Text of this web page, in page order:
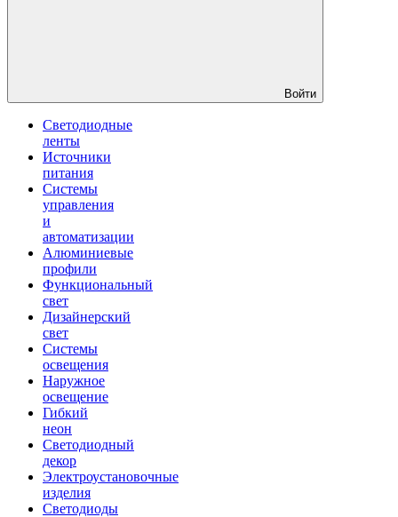
Войти
Светодиодные
ленты
Источники
питания
Системы
управления
и
автоматизации
Алюминиевые
профили
Функциональный
свет
Дизайнерский
свет
Системы
освещения
Наружное
освещение
Гибкий
неон
Светодиодный
декор
Электроустановочные
изделия
Светодиоды